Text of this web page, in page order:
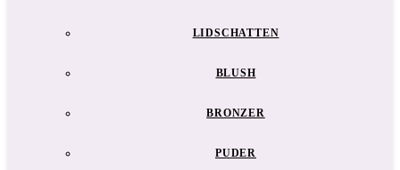
LIDSCHATTEN
BLUSH
BRONZER
PUDER